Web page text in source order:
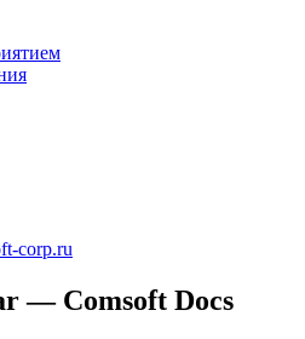
corp.ru
— Comsoft Docs